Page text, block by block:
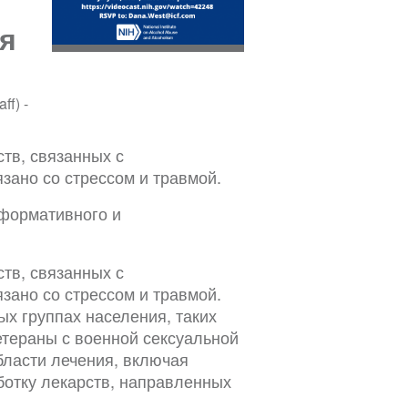
-
связанных с
со стрессом и травмой.
и
связанных с
со стрессом и травмой.
группах населения, таких
с военной сексуальной
лечения, включая
лекарств, направленных